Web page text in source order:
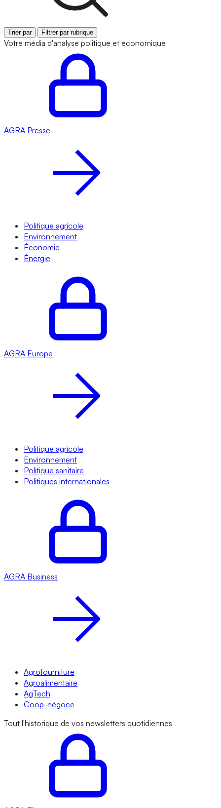
Trier par Filtrer par rubrique
Votre média d'analyse politique et économique
AGRA Presse
Politique agricole
Environnement
Économie
Énergie
AGRA Europe
Politique agricole
Environnement
Politique sanitaire
Politiques internationales
AGRA Business
Agrofourniture
Agroalimentaire
AgTech
Coop-négoce
Tout l'historique de vos newsletters quotidiennes